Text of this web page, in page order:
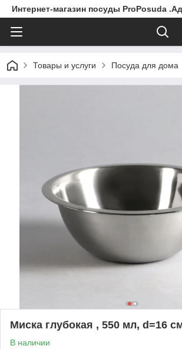
Интернет-магазин посуды ProPosuda
Товары и услуги Посуда для дома
Миска глубокая , 550 мл, d=16
В наличии